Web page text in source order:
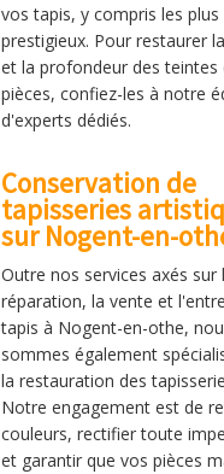
vos tapis, y compris les plus
prestigieux. Pour restaurer
et la profondeur des teintes
pièces, confiez-les à notre
d'experts dédiés.
Conservation de
tapisseries
sur Nogent-en-
Outre nos services axés sur
réparation, la vente et
tapis à Nogent-en-othe,
sommes également
la restauration des
Notre engagement est de
couleurs, rectifier toute
et garantir que vos pièces